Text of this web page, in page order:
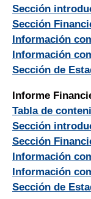
Sección
Sección
Información
Información
Sección de
Informe
Tabla de
Sección
Sección
Información
Información
Sección de